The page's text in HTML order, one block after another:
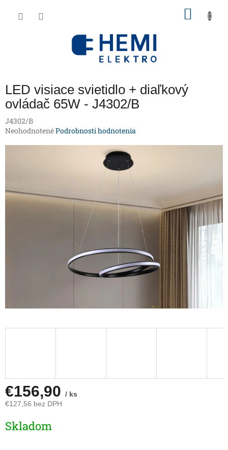
LED visiace svietidlo + diaľkový
ovládač 65W - J4302/B
J4302/B
Priemerné
5
hviezdičiek.
NeohodnotenéPodrobnosti hodnotenia
€156,90 / ks
€127,56 bez DPH
cena:
Skladom